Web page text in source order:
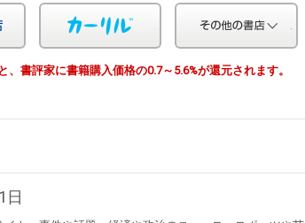
紀伊国屋 カーリル
、書評家に書籍購入価格の0.7～5.6%が還元されます。
日